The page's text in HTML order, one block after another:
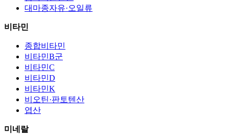
대마종자유·오일류
비타민
종합비타민
비타민B군
비타민C
비타민D
비타민K
비오틴·판토텐산
엽산
미네랄